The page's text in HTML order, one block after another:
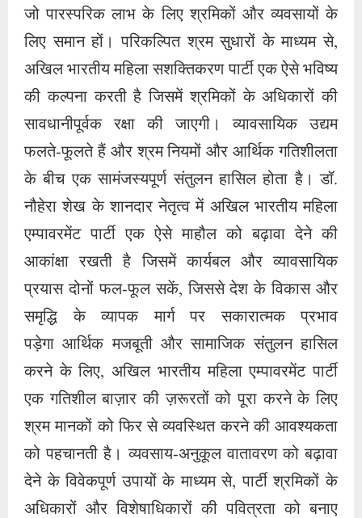
जो पारस्परिक लाभ के लिए श्रमिकों और व्यवसायों के
लिए समान हों। परिकल्पित श्रम सुधारों के माध्यम से,
अखिल भारतीय महिला सशक्तिकरण पार्टी एक ऐसे भविष्य
की कल्पना करती है जिसमें श्रमिकों के अधिकारों की
सावधानीपूर्वक रक्षा की जाएगी। व्यावसायिक उद्यम
फलते-फूलते हैं और श्रम नियमों और आर्थिक गतिशीलता
के बीच एक सामंजस्यपूर्ण संतुलन हासिल होता है। डॉ.
नौहेरा शेख के शानदार नेतृत्व में अखिल भारतीय महिला
एम्पावरमेंट पार्टी एक ऐसे माहौल को बढ़ावा देने की
आकांक्षा रखती है जिसमें कार्यबल और व्यावसायिक
प्रयास दोनों फल-फूल सकें, जिससे देश के विकास और
समृद्धि के व्यापक मार्ग पर सकारात्मक प्रभाव
पड़ेगा आर्थिक मजबूती और सामाजिक संतुलन हासिल
करने के लिए, अखिल भारतीय महिला एम्पावरमेंट पार्टी
एक गतिशील बाज़ार की ज़रूरतों को पूरा करने के लिए
श्रम मानकों को फिर से व्यवस्थित करने की आवश्यकता
को पहचानती है। व्यवसाय-अनुकूल वातावरण को बढ़ावा
देने के विवेकपूर्ण उपायों के माध्यम से, पार्टी श्रमिकों के
अधिकारों और विशेषाधिकारों की पवित्रता को बनाए